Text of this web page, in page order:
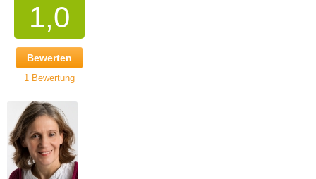
1,0
Bewerten
1 Bewertung